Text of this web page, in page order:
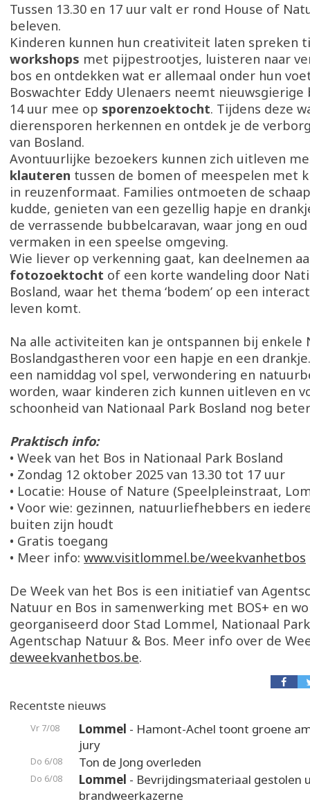
Tussen 13.30 en 17 uur valt er rond House of
beleven.
Kinderen kunnen hun creativiteit laten spreken
workshops met pijpestrootjes, luisteren naar
bos en ontdekken wat er allemaal onder hun
Boswachter Eddy Ulenaers neemt nieuwsgierige
14 uur mee op sporenzoektocht. Tijdens deze
dierensporen herkennen en ontdek je de
van Bosland.
Avontuurlijke bezoekers kunnen zich uitleven
klauteren tussen de bomen of meespelen met
in reuzenformaat. Families ontmoeten de
kudde, genieten van een gezellig hapje en
de verrassende bubbelcaravan, waar jong en
vermaken in een speelse omgeving.
Wie liever op verkenning gaat, kan deelnemen
fotozoektocht of een korte wandeling door
Bosland, waar het thema ‘bodem’ op een
leven komt.
Na alle activiteiten kan je ontspannen bij enkele
Boslandgastheren voor een hapje en een
een namiddag vol spel, verwondering en
worden, waar kinderen zich kunnen uitleven en
schoonheid van Nationaal Park Bosland nog
Praktisch info:
• Week van het Bos in Nationaal Park Bosland
• Zondag 12 oktober 2025 van 13.30 tot 17 uur
• Locatie: House of Nature (Speelpleinstraat,
• Voor wie: gezinnen, natuurliefhebbers en
buiten zijn houdt
• Gratis toegang
• Meer info: www.visitlommel.be/weekvanhetbos
De Week van het Bos is een initiatief van
Natuur en Bos in samenwerking met BOS+ en
georganiseerd door Stad Lommel, Nationaal
Agentschap Natuur & Bos. Meer info over de
deweekvanhetbos.be.
Recentste nieuws
Vr 7/08 Lommel - Hamont-Achel toont groene
jury
Do 6/08 Ton de Jong overleden
Do 6/08 Lommel - Bevrijdingsmateriaal gestolen
brandweerkazerne